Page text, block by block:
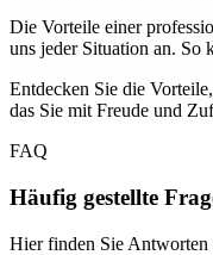
Die Vorteile einer
uns jeder Situation an. So
Entdecken Sie die
das Sie mit Freude und
FAQ
Häufig gestellte
Hier finden Sie Antworten